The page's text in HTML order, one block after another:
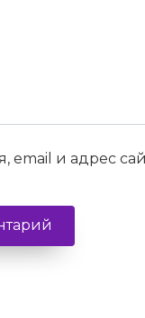
email и адрес